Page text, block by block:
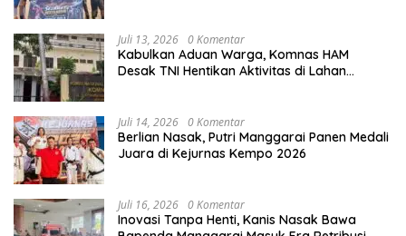
Juli 13, 2026 0 Komentar
Kabulkan Aduan Warga, Komnas HAM
Desak TNI Hentikan Aktivitas di Lahan
Juli 14, 2026 0 Komentar
Berlian Nasak, Putri Manggarai Panen Medali
Juara di Kejurnas Kempo 2026
Juli 16, 2026 0 Komentar
Inovasi Tanpa Henti, Kanis Nasak Bawa